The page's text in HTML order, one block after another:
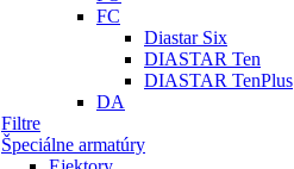
FC
Diastar Six
DIASTAR Ten
DIASTAR TenPlus
DA
Filtre
Špeciálne armatúry